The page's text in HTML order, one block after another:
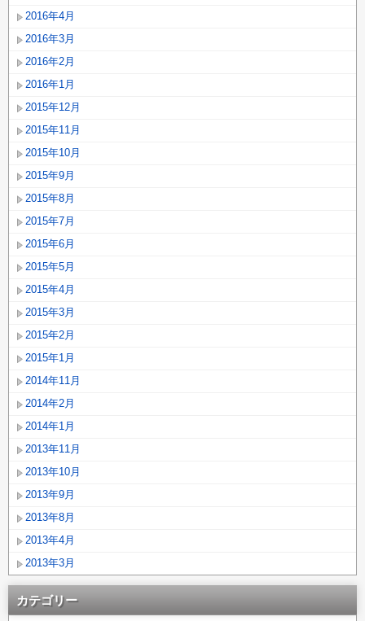
2016年4月
2016年3月
2016年2月
2016年1月
2015年12月
2015年11月
2015年10月
2015年9月
2015年8月
2015年7月
2015年6月
2015年5月
2015年4月
2015年3月
2015年2月
2015年1月
2014年11月
2014年2月
2014年1月
2013年11月
2013年10月
2013年9月
2013年8月
2013年4月
2013年3月
カテゴリー